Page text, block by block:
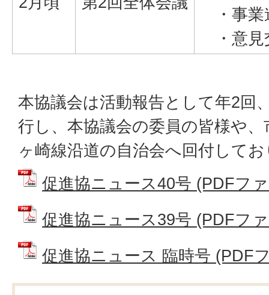
・事業
・意
本協議会は活動報告として年2回
行し、本協議会の委員の皆様や
ヶ崎線沿道の自治会へ回付して
促進協ニュース40号 (PDFフ
促進協ニュース39号 (PDFフ
促進協ニュース 臨時号 (PDF